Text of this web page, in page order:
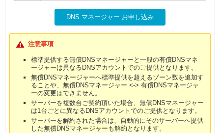
DNS マネージャー お申し込み
注意事項
標準提供する無償DNSマネージャーと一般の有償DNSマネ
ージャーは異なるDNSアカウントでのご提供となります。
無償DNSマネージャーへ標準提供を超えるゾーン数を追加す
ることや、無償DNSマネージャー <-> 有償DNSマネージャ
ーの変更はできません。
サーバーを複数台ご契約頂いた場合、無償DNSマネージャー
は1台ごとに異なるDNSアカウントでのご提供となります。
サーバーを解約された場合は、自動的にそのサーバーへ提供
した無償DNSマネージャーも解約となります。